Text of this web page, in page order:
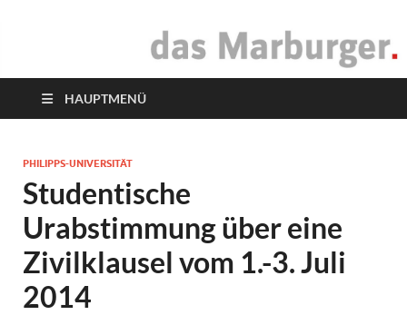
das Marburger.
HAUPTMENÜ
PHILIPPS-UNIVERSITÄT
Studentische
Urabstimmung über eine
Zivilklausel vom 1.-3. Juli
2014